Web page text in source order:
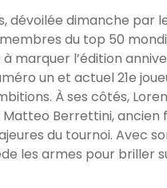
dévoilée dimanche par
du top 50
marquer l’édition
un et actuel 21e
À ses côtés,
Berrettini, ancien
du tournoi. Avec
les armes pour briller